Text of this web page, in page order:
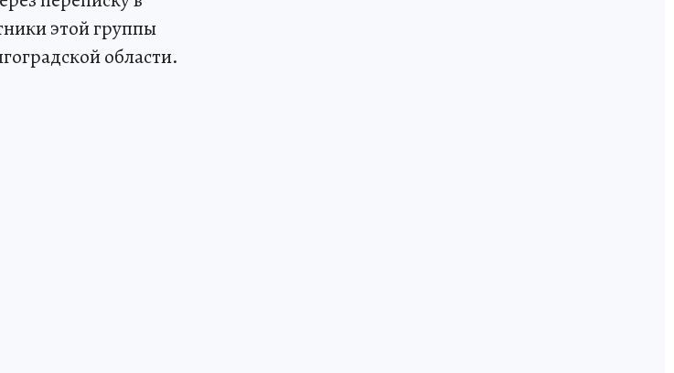
этой группы
области.